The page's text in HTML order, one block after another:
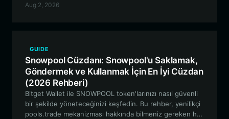
edilmiş kasalarını nasıl güvenli bir şekilde
Aug 2, 2026
GUIDE
Snowpool Cüzdanı: Snowpool'u Saklamak,
Göndermek ve Kullanmak İçin En İyi Cüzdan
(2026 Rehberi)
Bitget Wallet ile SNOWPOOL token'larınızı nasıl güvenli
bir şekilde yöneteceğinizi keşfedin. Bu rehber, yenilikçi
pools.trade mekanizması hakkında bilmeniz gereken her